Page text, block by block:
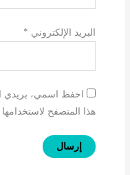
البريد الإلكتروني *
احفظ اسمي، بريدي
هذا المتصفح